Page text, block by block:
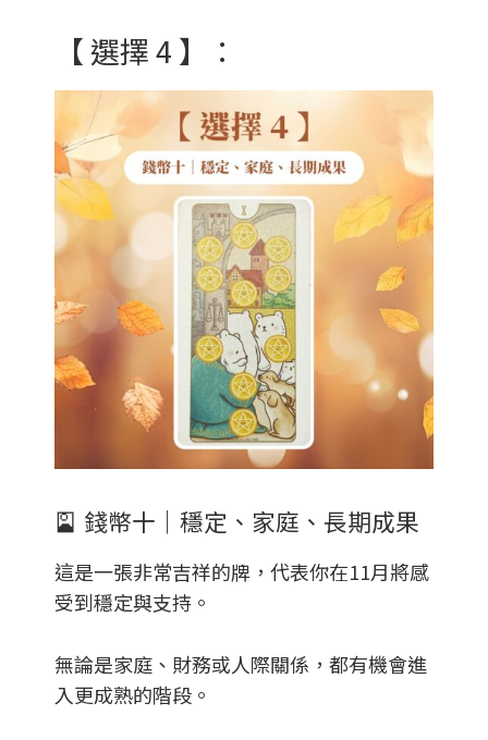
【 選擇 4 】：
🎴 錢幣十｜穩定、家庭、長期成果
這是一張非常吉祥的牌，代表你在11月將感
受到穩定與支持。
無論是家庭、財務或人際關係，都有機會進
入更成熟的階段。